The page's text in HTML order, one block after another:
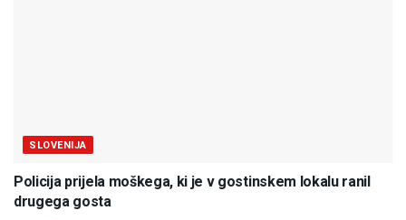
SLOVENIJA
Policija prijela moškega, ki je v gostinskem lokalu ranil
drugega gosta